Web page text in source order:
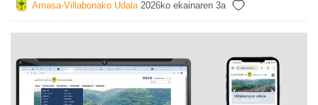
Amasa-Villabonako Udala 2026ko ekainaren 3a